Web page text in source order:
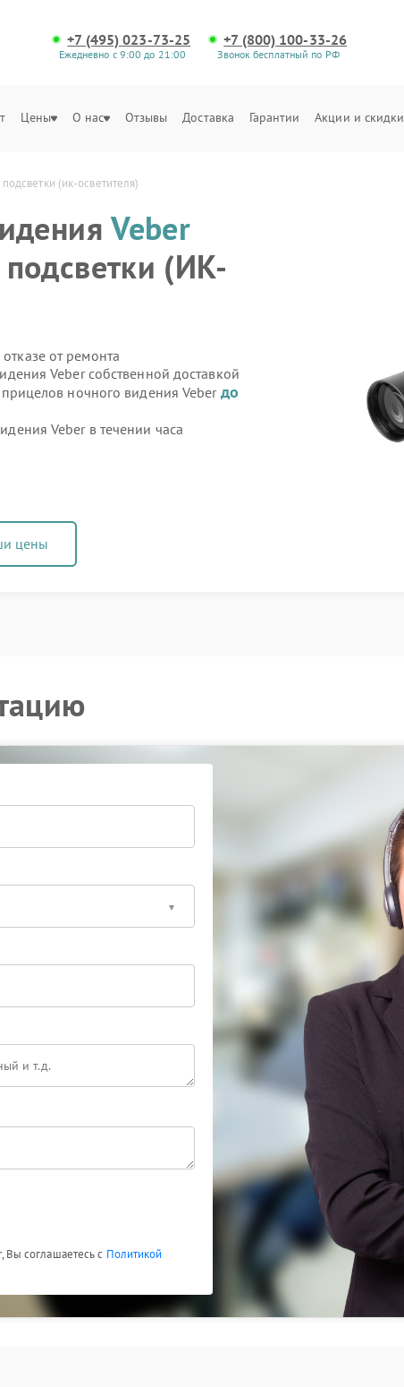
+7 (495) 023-73-25
Ежедневно с 9:00 до 21:00
+7 (800) 100-33-26
Звонок бесплатный по РФ
Цены О нас Отзывы Доставка Гарантии Акции и скидки
(ик-осветителя)
Veber
(ИК-
от ремонта
Veber собственной доставкой
ночного видения Veber до
Veber в течении часа
цены
Вы соглашаетесь с Политикой